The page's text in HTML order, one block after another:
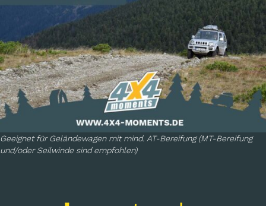
Geeignet für Geländewagen mit mind. AT-Bereifung (MT-Bereifung
und/oder Seilwinde sind empfohlen)